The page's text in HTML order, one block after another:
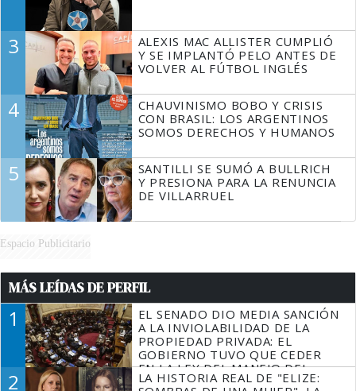
3
ALEXIS MAC ALLISTER CUMPLIÓ
Y SE IMPLANTÓ PELO ANTES DE
VOLVER AL FÚTBOL INGLÉS
4
CHAUVINISMO BOBO Y CRISIS
CON BRASIL: LOS ARGENTINOS
SOMOS DERECHOS Y HUMANOS
5
SANTILLI SE SUMÓ A BULLRICH
Y PRESIONA PARA LA RENUNCIA
DE VILLARRUEL
Espacio Publicitario
MÁS LEÍDAS DE PERFIL
1
EL SENADO DIO MEDIA SANCIÓN
A LA INVIOLABILIDAD DE LA
PROPIEDAD PRIVADA: EL
GOBIERNO TUVO QUE CEDER
EN LA LEY DEL MANEJO DEL
FUEGO
2
LA HISTORIA REAL DE "ELIZE: